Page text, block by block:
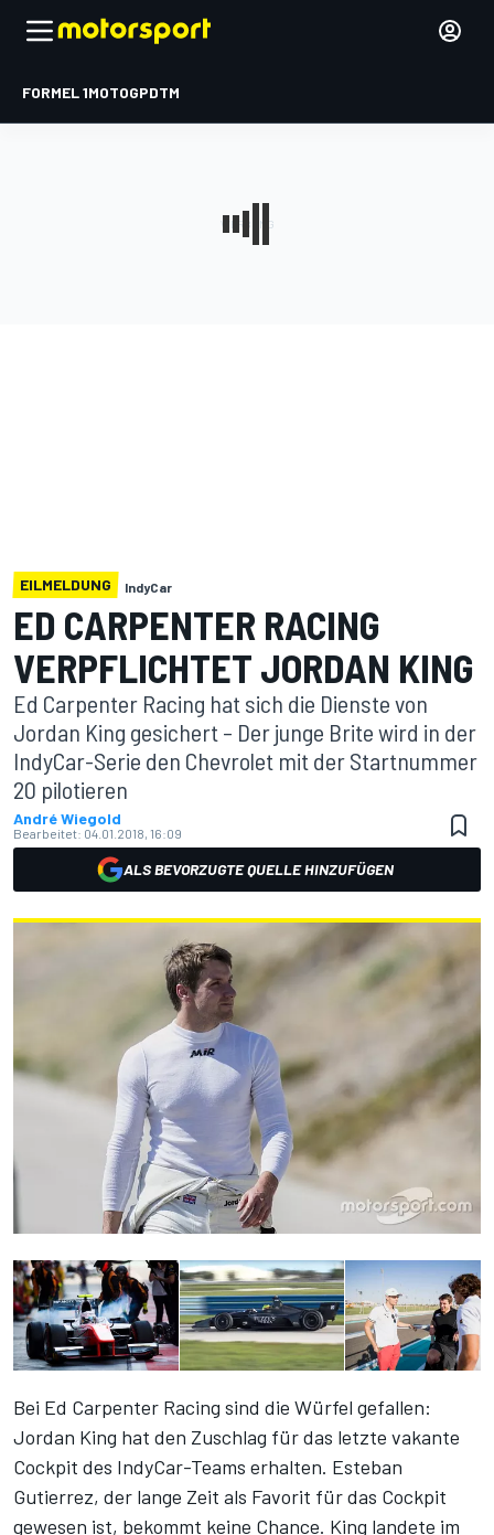
FORMEL 1MOTOGPDTM
EILMELDUNG IndyCar
ED CARPENTER RACING
VERPFLICHTET JORDAN KING
Ed Carpenter Racing hat sich die Dienste von
Jordan King gesichert – Der junge Brite wird in der
IndyCar-Serie den Chevrolet mit der Startnummer
20 pilotieren
André Wiegold
Bearbeitet: 04.01.2018, 16:09
ALS BEVORZUGTE QUELLE HINZUFÜGEN
Bei Ed Carpenter Racing sind die Würfel gefallen:
Jordan King hat den Zuschlag für das letzte vakante
Cockpit des IndyCar-Teams erhalten. Esteban
Gutierrez, der lange Zeit als Favorit für das Cockpit
gewesen ist, bekommt keine Chance. King landete im